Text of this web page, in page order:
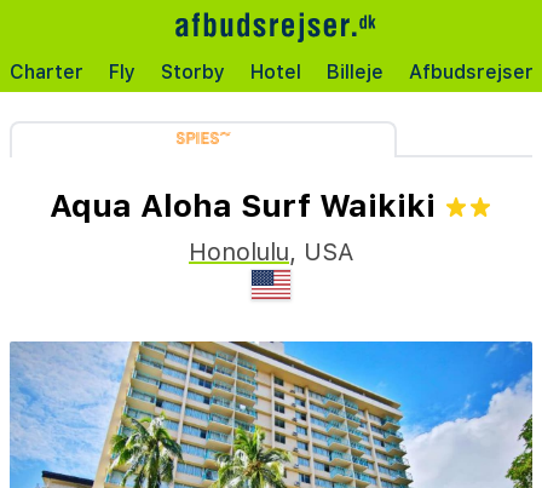
Charter Fly Storby Hotel Billeje Afbudsrejser
Aqua Aloha Surf Waikiki
Honolulu, USA